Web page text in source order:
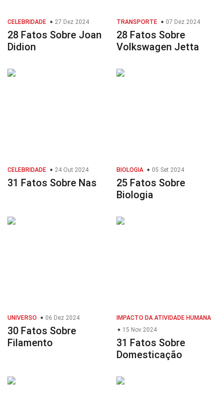
CELEBRIDADE 27 Dez 2024
28 Fatos Sobre Joan
Didion
TRANSPORTE 07 Dez 2024
28 Fatos Sobre
Volkswagen Jetta
CELEBRIDADE 24 Out 2024
31 Fatos Sobre Nas
BIOLOGIA 05 Set 2024
25 Fatos Sobre
Biologia
UNIVERSO 06 Dez 2024
30 Fatos Sobre
Filamento
IMPACTO DA ATIVIDADE HUMANA
15 Nov 2024
31 Fatos Sobre
Domesticação